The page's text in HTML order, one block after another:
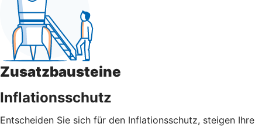
Zusatzbausteine
Inflationsschutz
Entscheiden Sie sich für den Inflationsschutz, steigen Ihre